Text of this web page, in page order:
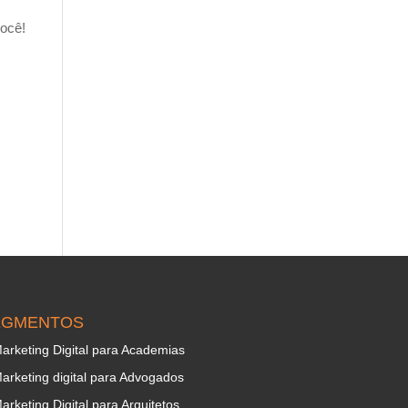
Digital para Academias
digital para Advogados
Digital para Arquitetos